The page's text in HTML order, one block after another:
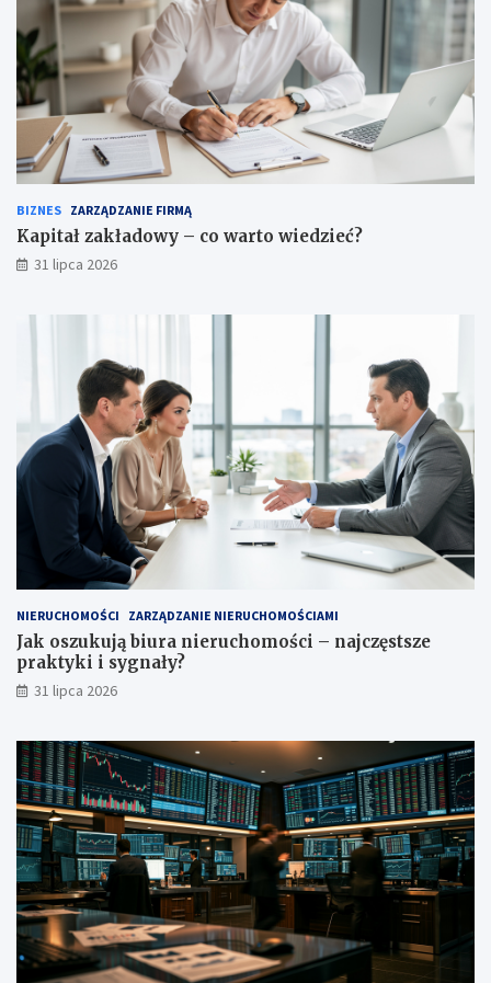
BIZNES ZARZĄDZANIE FIRMĄ
Kapitał zakładowy – co warto wiedzieć?
31 lipca 2026
NIERUCHOMOŚCI ZARZĄDZANIE NIERUCHOMOŚCIAMI
Jak oszukują biura nieruchomości – najczęstsze
praktyki i sygnały?
31 lipca 2026